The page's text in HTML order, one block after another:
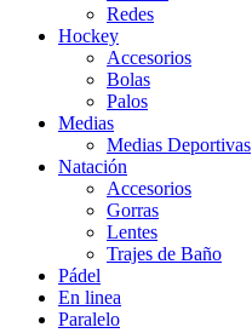
Redes
Hockey
Accesorios
Bolas
Palos
Medias
Medias Deportivas
Natación
Accesorios
Gorras
Lentes
Trajes de Baño
Pádel
En linea
Paralelo